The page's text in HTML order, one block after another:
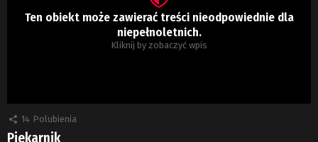
Ten obiekt może zawierać treści nieodpowiednie dla
niepełnoletnich.
Kliknij by zobaczyć wpis
14 Polubienia
Piekarnik